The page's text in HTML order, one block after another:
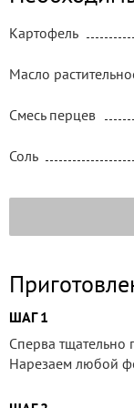
Картофель
Масло
Смесь перцев
Соль
ШАГ 1
Сперва тщательно
Нарезаем любой